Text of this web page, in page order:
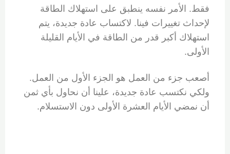
فقط. الأمر نفسه ينطبق على استهلاك الطاقة
لإحداث تغييرات فينا. لاكتساب عادة جديدة، يتم
استهلاك أكبر قدر من الطاقة في الأيام القليلة
الأولى.
أصعب جزء من العمل هو الجزء الأول من العمل.
ولكي نكتسب عادة جديدة، علينا أن نحاول بأي ثمن
أن نمضي الأيام العشرة الأولى دون الاستسلام.